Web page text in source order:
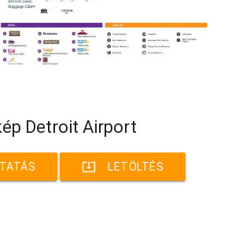
Detroit Airport
system_update_alt LETÖLTÉS